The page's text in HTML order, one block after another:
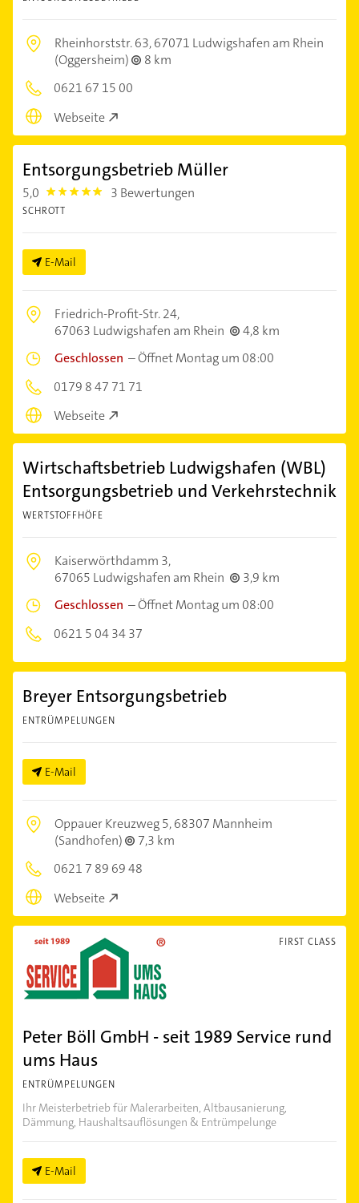
Rheinhorststr. 63,67071 Ludwigshafen am Rhein
(Oggersheim)
8 km
0621 67 15 00
Webseite
Entsorgungsbetrieb Müller
5,0 5.0 3 Bewertungen
SCHROTT
E-Mail
Friedrich-Profit-Str. 24,
67063 Ludwigshafen am Rhein
4,8 km
Geschlossen –Öffnet Montag um 08:00
0179 8 47 71 71
Webseite
Wirtschaftsbetrieb Ludwigshafen (WBL)
Entsorgungsbetrieb und Verkehrstechnik
WERTSTOFFHÖFE
Kaiserwörthdamm 3,
67065 Ludwigshafen am Rhein
3,9 km
Geschlossen –Öffnet Montag um 08:00
0621 5 04 34 37
Breyer Entsorgungsbetrieb
ENTRÜMPELUNGEN
E-Mail
Oppauer Kreuzweg 5,68307 Mannheim
(Sandhofen)
7,3 km
0621 7 89 69 48
Webseite
FIRST CLASS
Peter Böll GmbH - seit 1989 Service rund
ums Haus
ENTRÜMPELUNGEN
Ihr Meisterbetrieb für Malerarbeiten, Altbausanierung,
Dämmung, Haushaltsauflösungen & Entrümpelunge
E-Mail